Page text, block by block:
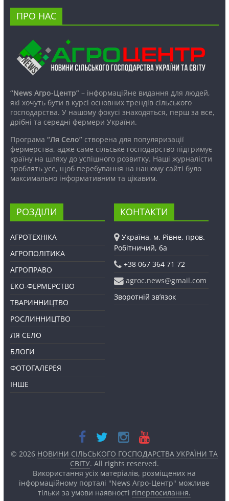
ПРО НАС
“News Агро-Центр”– інформаційне видання для людей,
які хочуть бути в курсі основних трендів сільського
господарства. У нашому фокусі знаходяться, перш за все,
дрібні та середні фермери України.
Програма “Ля Село”створена для популяризації
фермерства, адже саме сільське господарство підтримує
країну на шляху до успішного розвитку. Наші журналісти
зроблять усе, щоб перебування на нашому сайті було
максимально інформативним та цікавим.
РОЗДІЛИ
АГРОТЕХНІКА
АГРОПОЛІТИКА
АГРОПРАВО
ЕКО-ФЕРМЕРСТВО
ТВАРИННИЦТВО
РОСЛИННИЦТВО
ЛЯ СЕЛО
БЛОГИ
ФОТОГАЛЕРЕЯ
ІНШЕ
КОНТАКТИ
Україна, м. Рівне, пров.
Робітничий, 6а
+38 067 364 71 72
agroc.news@gmail.com
Зворотній зв’язок
© 2026 НОВИНИ СІЛЬСЬКОГО ГОСПОДАРСТВА УКРАЇНИ ТА
СВІТУ. All rights reserved.
Використання усіх матеріалів, розміщених на
інформаційному порталі "News Агро-Центр" можливе
тільки за умови наявності гіперпосилання.